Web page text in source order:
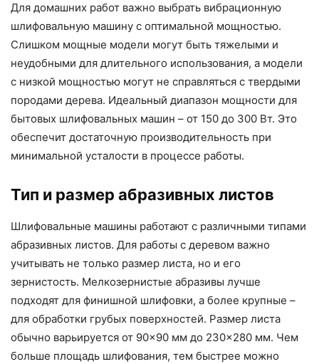
Для домашних работ важно выбрать вибрационную
шлифовальную машину с оптимальной мощностью.
Слишком мощные модели могут быть тяжелыми и
неудобными для длительного использования, а модели
с низкой мощностью могут не справляться с твердыми
породами дерева. Идеальный диапазон мощности для
бытовых шлифовальных машин – от 150 до 300 Вт. Это
обеспечит достаточную производительность при
минимальной усталости в процессе работы.
Тип и размер абразивных листов
Шлифовальные машины работают с различными типами
абразивных листов. Для работы с деревом важно
учитывать не только размер листа, но и его
зернистость. Мелкозернистые абразивы лучше
подходят для финишной шлифовки, а более крупные –
для обработки грубых поверхностей. Размер листа
обычно варьируется от 90×90 мм до 230×280 мм. Чем
больше площадь шлифования, тем быстрее можно